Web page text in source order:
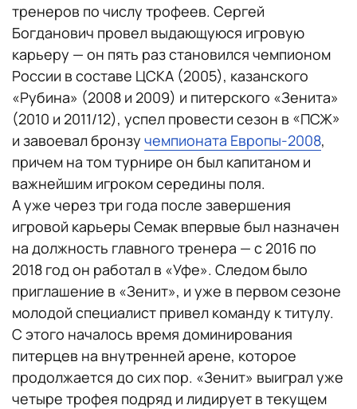
тренеров по числу трофеев. Сергей
Богданович провел выдающуюся игровую
карьеру — он пять раз становился чемпионом
России в составе ЦСКА (2005), казанского
«Рубина» (2008 и 2009) и питерского «Зенита»
(2010 и 2011/12), успел провести сезон в «ПСЖ»
и завоевал бронзу чемпионата Европы-2008,
причем на том турнире он был капитаном и
важнейшим игроком середины поля.
А уже через три года после завершения
игровой карьеры Семак впервые был назначен
на должность главного тренера — с 2016 по
2018 год он работал в «Уфе». Следом было
приглашение в «Зенит», и уже в первом сезоне
молодой специалист привел команду к титулу.
С этого началось время доминирования
питерцев на внутренней арене, которое
продолжается до сих пор. «Зенит» выиграл уже
четыре трофея подряд и лидирует в текущем